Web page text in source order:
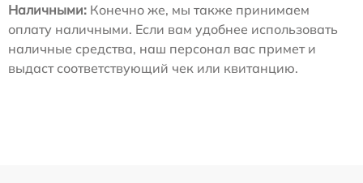
Наличными: Конечно же, мы также принимаем
оплату наличными. Если вам удобнее использовать
наличные средства, наш персонал вас примет и
выдаст соответствующий чек или квитанцию.